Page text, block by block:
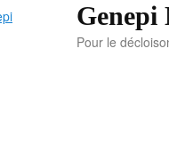
Genepi
Pour le